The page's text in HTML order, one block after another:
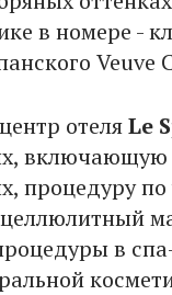
в номере -
Veuve
отеляLe
включающую
процедуру
в